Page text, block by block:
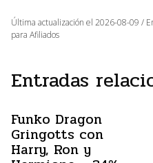
Última actualización el 2026-08-09 /
para Afiliados
Entradas
Funko Dragon
Gringotts con
Harry, Ron y